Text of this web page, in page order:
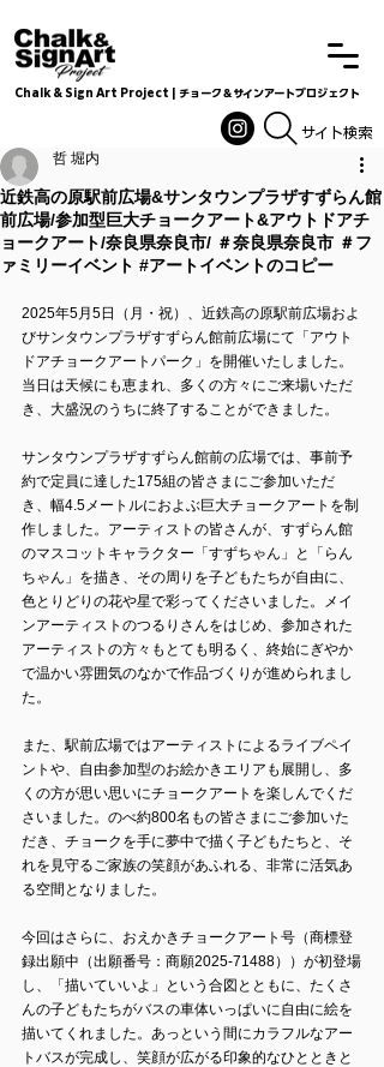
Chalk & Sign Art Project | チョーク＆サインアートプロジェクト
​​​サイト検索
近鉄高の原駅前広場&サンタウンプラザすずらん館
前広場/参加型巨大チョークアート&アウトドアチ
ョークアート/奈良県奈良市/ ＃奈良県奈良市 ＃フ
ァミリーイベント #アートイベントのコピー
哲 堀内
2025年5月5日（月・祝）、近鉄高の原駅前広場およ
びサンタウンプラザすずらん館前広場にて「アウト
ドアチョークアートパーク」を開催いたしました。
当日は天候にも恵まれ、多くの方々にご来場いただ
き、大盛況のうちに終了することができました。
サンタウンプラザすずらん館前の広場では、事前予
約で定員に達した175組の皆さまにご参加いただ
き、幅4.5メートルにおよぶ巨大チョークアートを制
作しました。アーティストの皆さんが、すずらん館
のマスコットキャラクター「すずちゃん」と「らん
ちゃん」を描き、その周りを子どもたちが自由に、
色とりどりの花や星で彩ってくださいました。メイ
ンアーティストのつるりさんをはじめ、参加された
アーティストの方々もとても明るく、終始にぎやか
で温かい雰囲気のなかで作品づくりが進められまし
た。
また、駅前広場ではアーティストによるライブペイ
ントや、自由参加型のお絵かきエリアも展開し、多
くの方が思い思いにチョークアートを楽しんでくだ
さいました。のべ約800名もの皆さまにご参加いた
だき、チョークを手に夢中で描く子どもたちと、そ
れを見守るご家族の笑顔があふれる、非常に活気あ
る空間となりました。
今回はさらに、おえかきチョークアート号（商標登
録出願中（出願番号：商願2025-71488））が初登場
し、「描いていいよ」という合図とともに、たくさ
んの子どもたちがバスの車体いっぱいに自由に絵を
描いてくれました。あっという間にカラフルなアー
トバスが完成し、笑顔が広がる印象的なひとときと